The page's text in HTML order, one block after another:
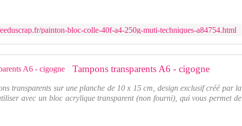
painton-bloc-colle-40f-a4-250g-muti-techniques-a84754.html
Tampons transparents A6 - cigogne
transparents sur une planche de 10 x 15 cm, design exclusif créé par la
avec un bloc acrylique transparent (non fourni), qui vous permet de